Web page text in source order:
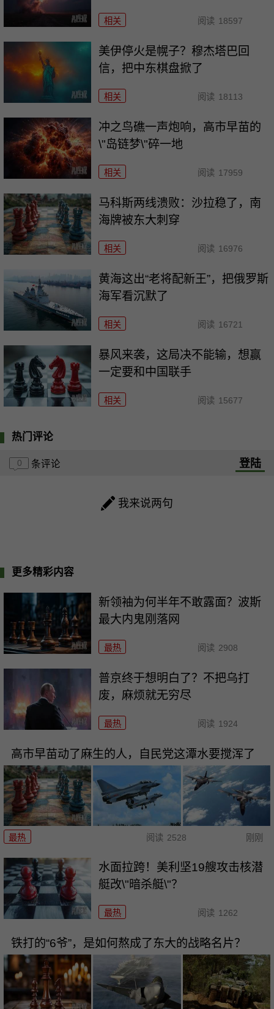
相关 阅读 18597
美伊停火是幌子？穆杰塔巴回
信，把中东棋盘掀了
相关 阅读 18113
冲之鸟礁一声炮响，高市早苗的
\"岛链梦\"碎一地
相关 阅读 17959
马科斯两线溃败：沙拉稳了，南
海牌被东大刺穿
相关 阅读 16976
黄海这出“老将配新王”，把俄罗斯
海军看沉默了
相关 阅读 16721
暴风来袭，这局决不能输，想赢
一定要和中国联手
相关 阅读 15677
热门评论
0 条评论 登陆
我来说两句
更多精彩内容
新领袖为何半年不敢露面？波斯
最大内鬼刚落网
最热 阅读 2908
普京终于想明白了？不把乌打
废，麻烦就无穷尽
最热 阅读 1924
高市早苗动了麻生的人，自民党这潭水要搅浑了
最热 阅读 2528 刚刚
水面拉跨！美利坚19艘攻击核潜
艇改\"暗杀艇\"？
最热 阅读 1262
铁打的“6爷”，是如何熬成了东大的战略名片？